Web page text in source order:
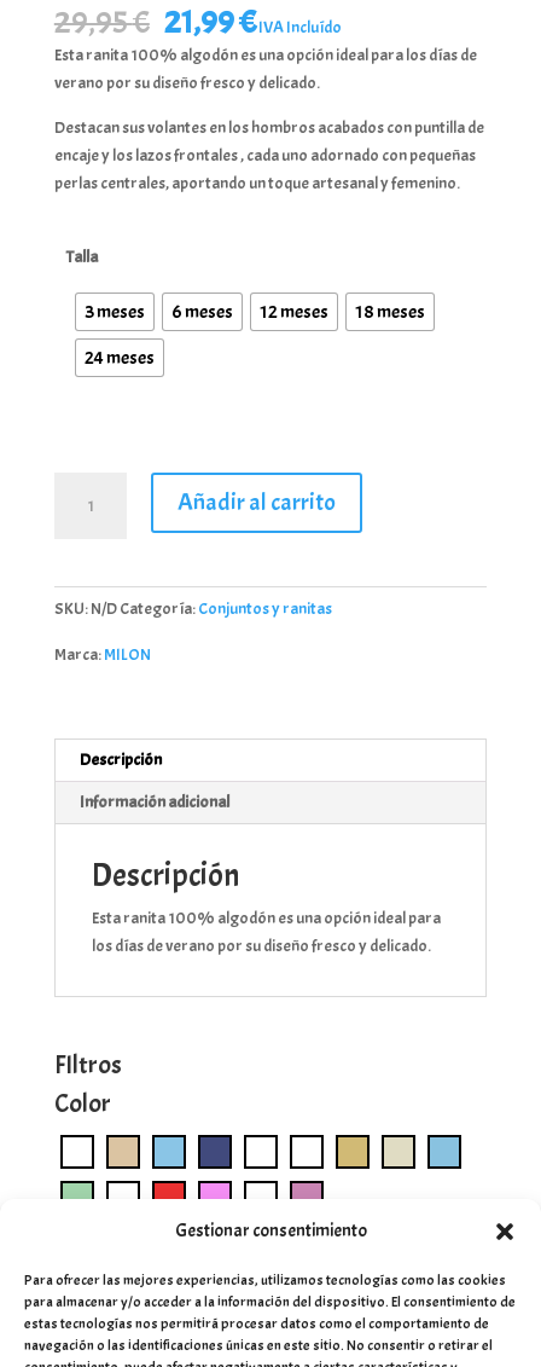
Gestionar consentimiento
Para ofrecer las mejores experiencias, utilizamos tecnologías como las cookies
para almacenar y/o acceder a la información del dispositivo. El consentimiento de
estas tecnologías nos permitirá procesar datos como el comportamiento de
navegación o las identificaciones únicas en este sitio. No consentir o retirar el
29,95€ El
precio
original
29,95 €.
21,99€El
precio
actual
21,99 €.
IVA Incluído
Esta ranita 100% algodón es una opción ideal para los días de
verano por su diseño fresco y delicado.
Destacan sus volantes en los hombros acabados con puntilla de
encaje y los lazos frontales , cada uno adornado con pequeñas
perlas centrales, aportando un toque artesanal y femenino.
Talla
3 meses 6 meses 12 meses
18 meses
24 meses
Añadir al carrito
SKU:N/DCategoría:Conjuntos y ranitas
Marca:MILON
Descripción
Información adicional
Descripción
Esta ranita 100% algodón es una opción ideal para
los días de verano por su diseño fresco y delicado.
FIltros
Color